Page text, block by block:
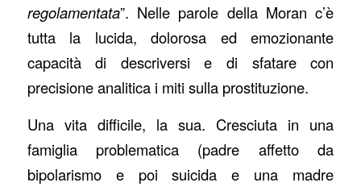
regolamentata”. Nelle parole della Moran c’è
tutta la lucida, dolorosa ed emozionante
capacità di descriversi e di sfatare con
precisione analitica i miti sulla prostituzione.
Una vita difficile, la sua. Cresciuta in una
famiglia problematica (padre affetto da
bipolarismo e poi suicida e una madre